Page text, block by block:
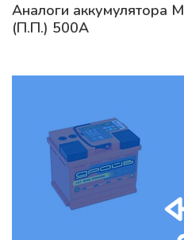
Аналоги аккумулятора
(П.П.) 500А